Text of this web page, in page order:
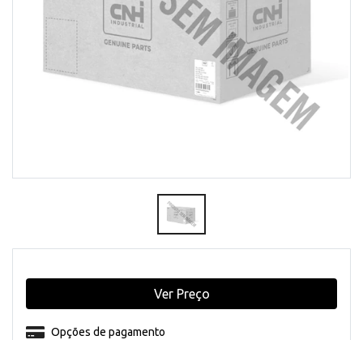
Opções de pagamento
Ver Preço